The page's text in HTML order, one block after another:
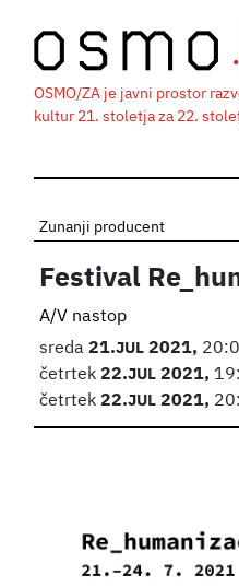
OSMO/ZA je javni prostor
kultur 21. stoletja za 22.
Zunanji producent
Festival
A/V nastop
sreda21.JUL2021,
četrtek22.JUL2021,
četrtek22.JUL2021,